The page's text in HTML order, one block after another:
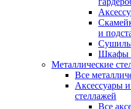
и
Шкафы
Металлические
Все
Аксессуары
стеллажей
Все